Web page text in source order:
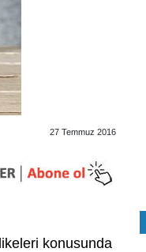
27 Temmuz 2016
konusunda